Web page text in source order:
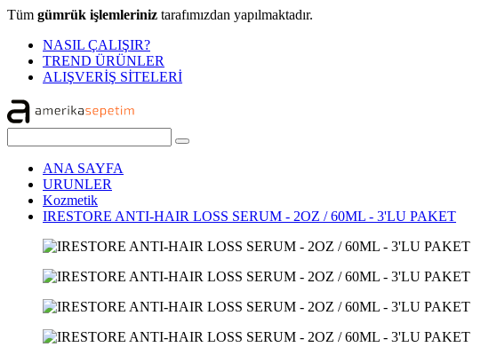
Tüm gümrük işlemleriniz tarafımızdan yapılmaktadır.
NASIL ÇALIŞIR?
TREND ÜRÜNLER
ALIŞVERİŞ SİTELERİ
ANA SAYFA
URUNLER
Kozmetik
IRESTORE ANTI-HAIR LOSS SERUM - 2OZ / 60ML - 3'LU PAKET